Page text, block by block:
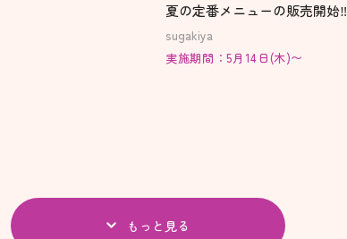
夏の定番メニューの販売開始‼️
sugakiya
実施期間：5月14日(木)〜
もっと見る